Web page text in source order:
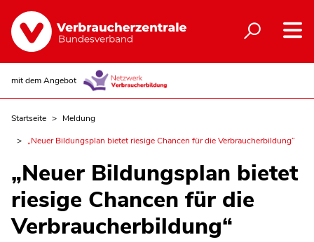
mit dem Angebot
Startseite
Meldung
„Neuer Bildungsplan bietet riesige Chancen für die Verbraucherbildung“
„Neuer Bildungsplan bietet
riesige Chancen für die
Verbraucherbildung“